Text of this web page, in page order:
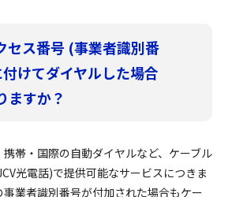
セス番号 (事業者識別番
けてダイヤルした場合
ますか？
帯・国際の自動ダイヤルなど、ケーブル
光電話)で提供可能なサービスにつきま
事業者識別番号が付加された場合もケー